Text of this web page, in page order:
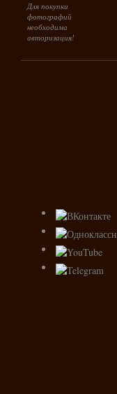
Для покупки
фотографий
необходима
авторизация!